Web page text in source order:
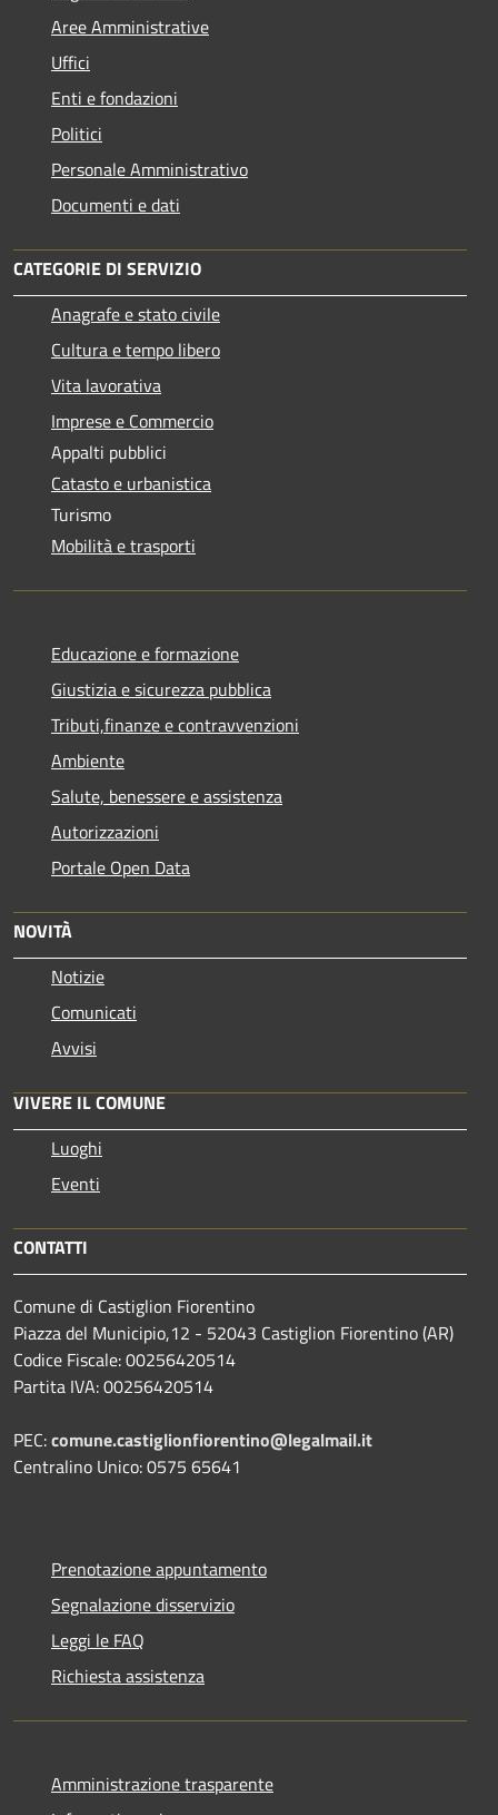
Aree Amministrative
Uffici
Enti e fondazioni
Politici
Personale Amministrativo
Documenti e dati
CATEGORIE DI SERVIZIO
Anagrafe e stato civile
Cultura e tempo libero
Vita lavorativa
Imprese e Commercio
Appalti pubblici
Catasto e urbanistica
Turismo
Mobilità e trasporti
Educazione e formazione
Giustizia e sicurezza pubblica
Tributi,finanze e contravvenzioni
Ambiente
Salute, benessere e assistenza
Autorizzazioni
Portale Open Data
NOVITÀ
Notizie
Comunicati
Avvisi
VIVERE IL COMUNE
Luoghi
Eventi
CONTATTI
Comune di Castiglion Fiorentino
Piazza del Municipio,12 - 52043 Castiglion Fiorentino (AR)
Codice Fiscale: 00256420514
Partita IVA: 00256420514
PEC:comune.castiglionfiorentino@legalmail.it
Centralino Unico: 0575 65641
Prenotazione appuntamento
Segnalazione disservizio
Leggi le FAQ
Richiesta assistenza
Amministrazione trasparente